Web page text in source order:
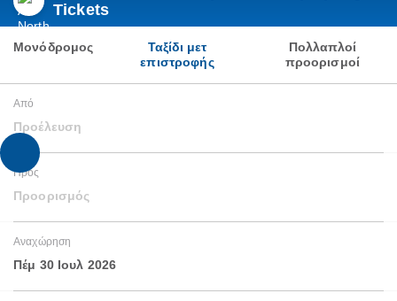
Tickets
Μονόδρομος
Ταξίδι μετ
επιστροφής
Πολλαπλοί
προορισμοί
Από
Προέλευση
Προς
Προορισμός
Αναχώρηση
Πέμ 30 Ιουλ 2026